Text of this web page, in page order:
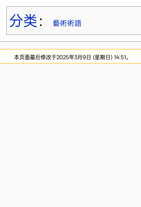
分类 ： 藝術術語
本页面最后修改于2025年3月9日 (星期日) 14:51。